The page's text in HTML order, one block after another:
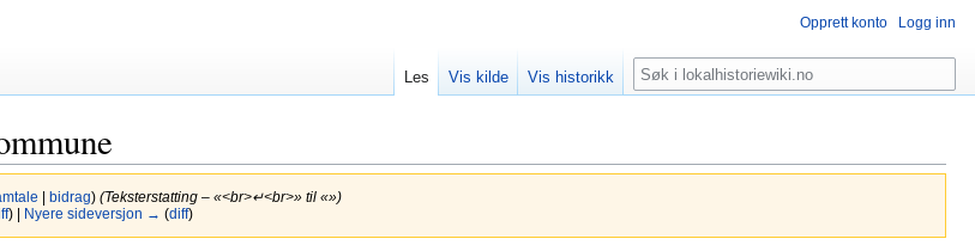
bidrag) (Teksterstatting – «<br>↵<br>» til «»)
) | Nyere sideversjon → (diff)
Opprett konto Logg inn
Les Vis kilde Vis historikk Søk